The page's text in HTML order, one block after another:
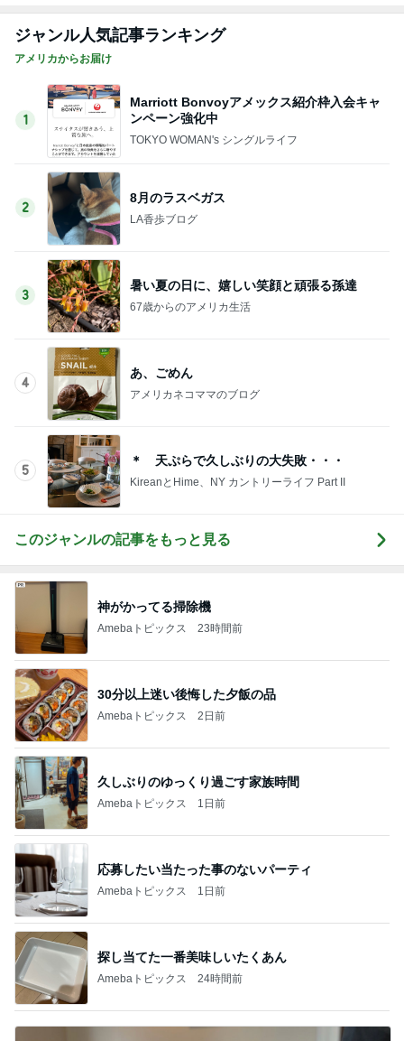
ジャンル人気記事ランキング
アメリカからお届け
1
Marriott Bonvoyアメックス紹介枠入会キャ
ンペーン強化中
TOKYO WOMAN's シングルライフ
2
8月のラスベガス
LA香歩ブログ
3
暑い夏の日に、嬉しい笑顔と頑張る孫達
67歳からのアメリカ生活
4
あ、ごめん
アメリカネコママのブログ
5
＊ 天ぷらで久しぶりの大失敗・・・
KireanとHime、NY カントリーライフ Part II
このジャンルの記事をもっと見る
神がかってる掃除機
Amebaトピックス 23時間前
30分以上迷い後悔した夕飯の品
Amebaトピックス 2日前
久しぶりのゆっくり過ごす家族時間
Amebaトピックス 1日前
応募したい当たった事のないパーティ
Amebaトピックス 1日前
探し当てた一番美味しいたくあん
Amebaトピックス 24時間前